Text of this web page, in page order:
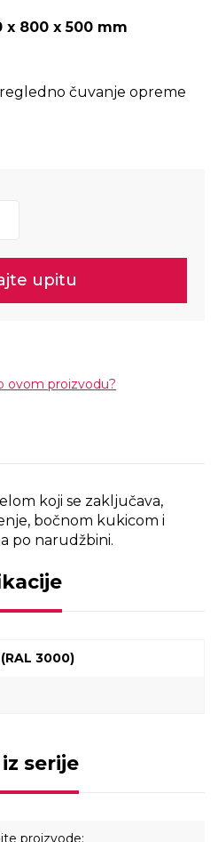
x 800 x 500 mm
čuvanje opreme
upitu
ovom proizvodu?
koji se zaključava,
bočnom kukicom i
po narudžbini.
3000)
serije
proizvode: